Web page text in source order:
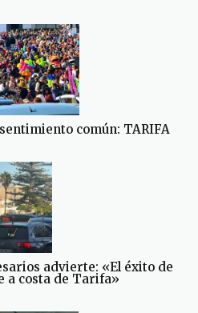
común: TARIFA
advierte: «El éxito de
a costa de Tarifa»